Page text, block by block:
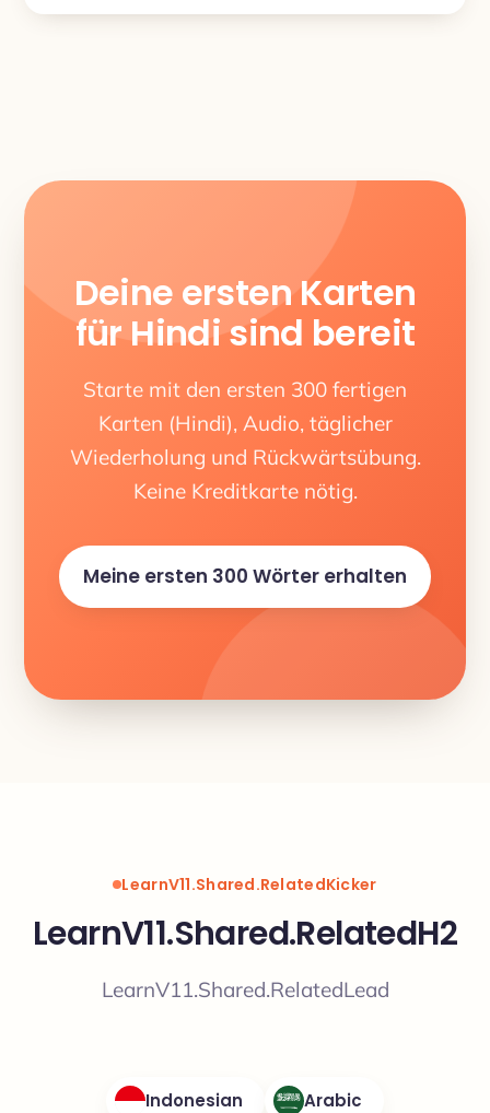
Deine ersten Karten
für Hindi sind bereit
Starte mit den ersten 300 fertigen
Karten (Hindi), Audio, täglicher
Wiederholung und Rückwärtsübung.
Keine Kreditkarte nötig.
Meine ersten 300 Wörter erhalten
LearnV11.Shared.RelatedKicker
LearnV11.Shared.RelatedH2
LearnV11.Shared.RelatedLead
Indonesian Arabic